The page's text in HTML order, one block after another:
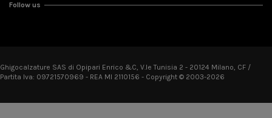
Follow us
Ghigocalzature SAS di Opipari Enrico &C, V.le Tunisia 2 - 20124 Milano, CF /
Partita Iva: 09721570969 - REA MI 2110156 - Copyright © 2003-2026